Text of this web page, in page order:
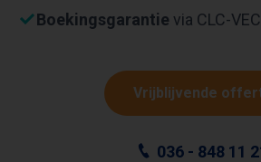
Boekingsgarantie via CLC-
Vrijblijvende
036 - 848 11